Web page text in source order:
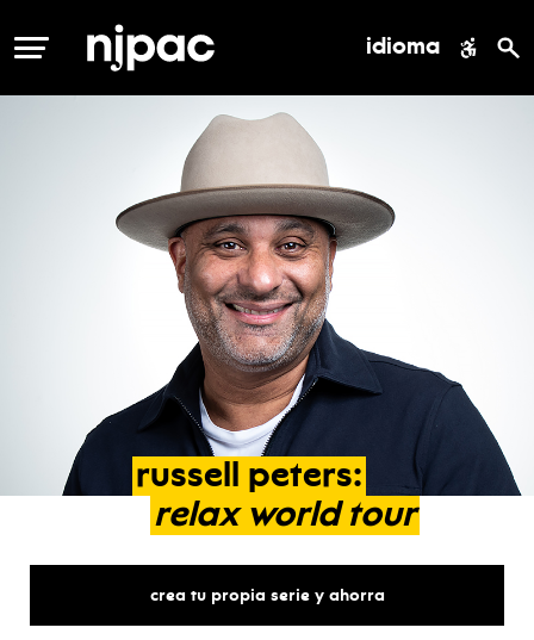
MENÚ idioma
russell peters:
relax world tour
crea tu propia serie y ahorra